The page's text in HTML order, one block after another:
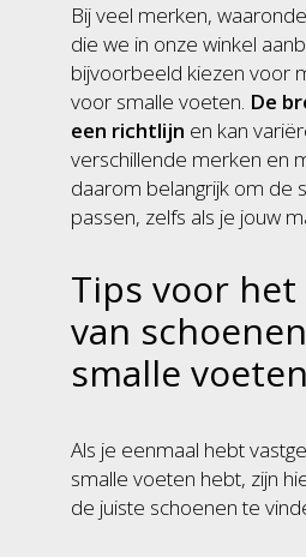
Bij veel merken,
die we in onze winkel
bijvoorbeeld kiezen voor
voor smalle voeten. De
een richtlijn en kan
verschillende merken en
daarom belangrijk om de
passen, zelfs als je jouw
Tips voor
van
smalle voeten
Als je eenmaal hebt
smalle voeten hebt, zijn
de juiste schoenen te